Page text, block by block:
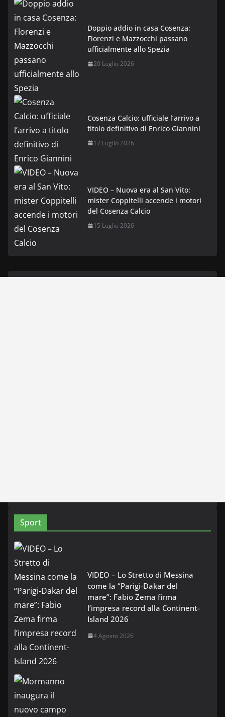
Doppio addio in casa Cosenza:
Florenzi e Mazzocchi passano
ufficialmente allo Spezia
20 Luglio 2026
Cosenza Calcio: ufficiale l’arrivo a
titolo definitivo di Enrico Giannini
17 Luglio 2026
VIDEO – Nuova era al San Vito:
mister Coppitelli accende i motori
del Cosenza Calcio
15 Luglio 2026
Sport
VIDEO – Lo Stretto di Messina
come la “Parigi-Dakar del
mare”: Fabio Zema firma
l’impresa record alla Continent-
Island 2026
4 Agosto 2026